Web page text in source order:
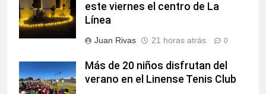
este viernes el centro de La
Línea
Juan Rivas 21 horas atrás 0
Más de 20 niños disfrutan del
verano en el Linense Tenis Club